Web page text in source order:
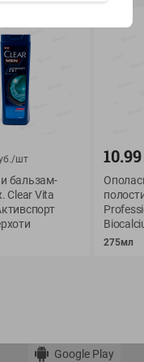
История покупок
Мои товары
Обратная связь
Google Play
шт
бальзам-
Clear Vita
10.99
275мл